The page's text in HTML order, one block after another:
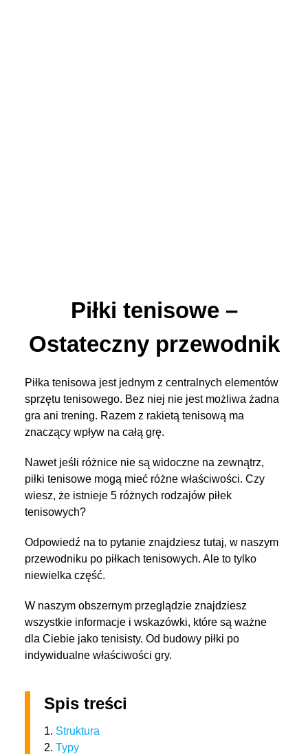
Piłki tenisowe –
Ostateczny przewodnik
Piłka tenisowa jest jednym z centralnych elementów
sprzętu tenisowego. Bez niej nie jest możliwa żadna
gra ani trening. Razem z rakietą tenisową ma
znaczący wpływ na całą grę.
Nawet jeśli różnice nie są widoczne na zewnątrz,
piłki tenisowe mogą mieć różne właściwości. Czy
wiesz, że istnieje 5 różnych rodzajów piłek
tenisowych?
Odpowiedź na to pytanie znajdziesz tutaj, w naszym
przewodniku po piłkach tenisowych. Ale to tylko
niewielka część.
W naszym obszernym przeglądzie znajdziesz
wszystkie informacje i wskazówki, które są ważne
dla Ciebie jako tenisisty. Od budowy piłki po
indywidualne właściwości gry.
Spis treści
1. Struktura
2. Typy